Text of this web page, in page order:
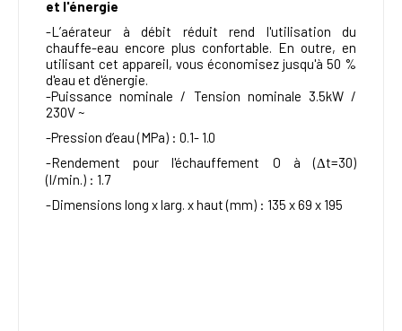
et l'énergie
-L’aérateur à débit réduit rend l'utilisation du
chauffe-eau encore plus confortable. En outre, en
utilisant cet appareil, vous économisez jusqu'à 50 %
d'eau et d'énergie.
-Puissance nominale / Tension nominale 3.5kW /
230V ~
-Pression d’eau (MPa) : 0.1- 1.0
-Rendement pour l'échauffement O à (Δt=30)
(l/min.) : 1.7
-Dimensions long xlarg. xhaut (mm) : 135 x69 x 195